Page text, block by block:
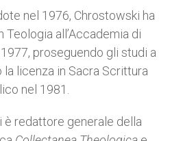
nel 1976, Chrostowski ha
all’Accademia di
proseguendo gli studi a
la licenza in Sacra Scrittura
nel 1981.
redattore generale della